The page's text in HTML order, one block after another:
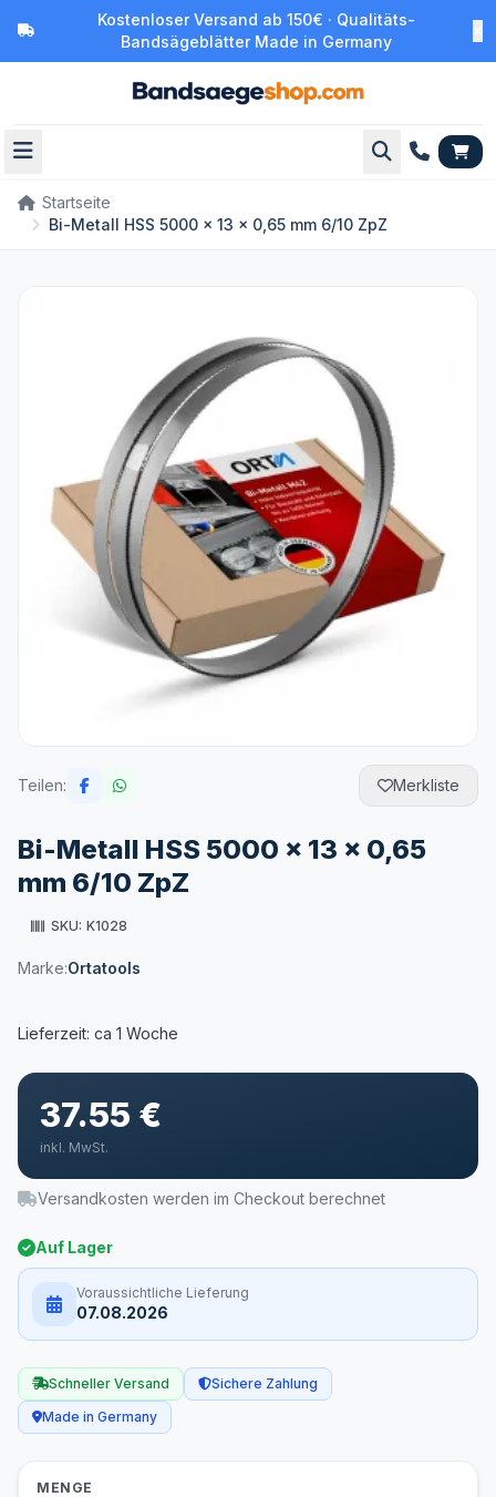
Kostenloser Versand ab 150€ · Qualitäts-
Bandsägeblätter Made in Germany
Startseite
Bi-Metall HSS 5000 x 13 x 0,65 mm 6/10 ZpZ
Teilen: Merkliste
Bi-Metall HSS 5000 x 13 x 0,65
mm 6/10 ZpZ
SKU: K1028
Marke:Ortatools
37.55 €
inkl. MwSt.
Versandkosten werden im Checkout berechnet
Auf Lager
Voraussichtliche Lieferung
07.08.2026
Schneller Versand
Sichere Zahlung
Made in Germany
MENGE